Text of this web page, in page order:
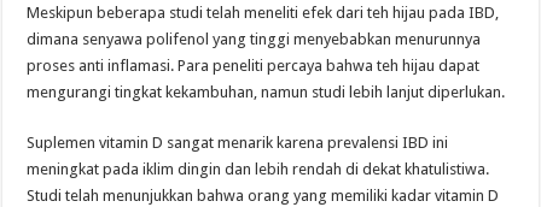
Meskipun beberapa studi telah meneliti efek dari teh hijau pada IBD,
dimana senyawa polifenol yang tinggi menyebabkan menurunnya
proses anti inflamasi. Para peneliti percaya bahwa teh hijau dapat
mengurangi tingkat kekambuhan, namun studi lebih lanjut diperlukan.
Suplemen vitamin D sangat menarik karena prevalensi IBD ini
meningkat pada iklim dingin dan lebih rendah di dekat khatulistiwa.
Studi telah menunjukkan bahwa orang yang memiliki kadar vitamin D